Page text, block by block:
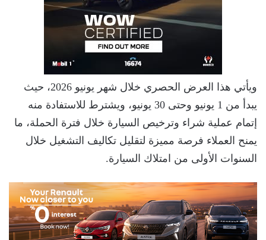
ويأتي هذا العرض الحصري خلال شهر يونيو 2026، حيث
يبدأ من 1 يونيو وحتى 30 يونيو، ويشترط للاستفادة منه
إتمام عملية شراء وترخيص السيارة خلال فترة الحملة، ما
يمنح العملاء فرصة مميزة لتقليل تكاليف التشغيل خلال
السنوات الأولى من امتلاك السيارة.